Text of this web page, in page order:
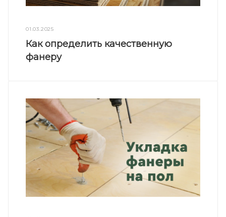
01.03.2025
Как определить качественную
фанеру